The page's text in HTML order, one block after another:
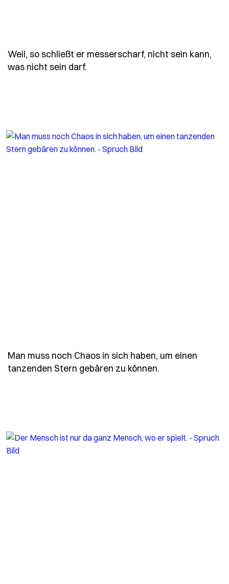
Weil, so schließt er messerscharf, nicht sein kann,
was nicht sein darf.
Man muss noch Chaos in sich haben, um einen
tanzenden Stern gebären zu können.